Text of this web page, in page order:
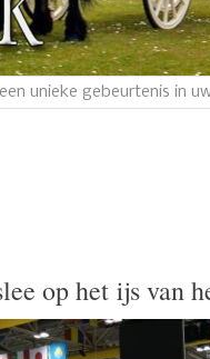
unieke gebeurtenis in
op het ijs van